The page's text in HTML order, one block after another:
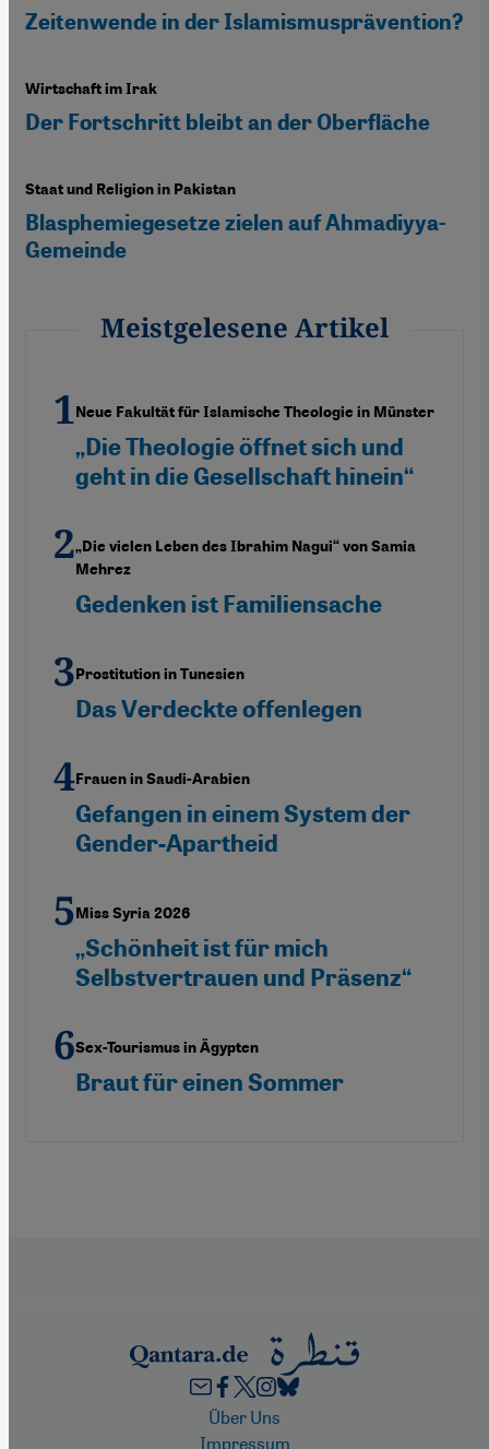
Zeitenwende in der Islamismusprävention?
Wirtschaft im Irak
Der Fortschritt bleibt an der Oberfläche
Staat und Religion in Pakistan
Blasphemiegesetze zielen auf Ahmadiyya-
Gemeinde
Meistgelesene Artikel
Neue Fakultät für Islamische Theologie in Münster
„Die Theologie öffnet sich und
geht in die Gesellschaft hinein“
„Die vielen Leben des Ibrahim Nagui“ von Samia
Mehrez
Gedenken ist Familiensache
Prostitution in Tunesien
Das Verdeckte offenlegen
Frauen in Saudi-Arabien
Gefangen in einem System der
Gender-Apartheid
Miss Syria 2026
„Schönheit ist für mich
Selbstvertrauen und Präsenz“
Sex-Tourismus in Ägypten
Braut für einen Sommer
FooterÜber Uns
Impressum